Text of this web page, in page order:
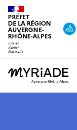
PRÉFET
DE LA RÉGION
AUVERGNE-
RHÔNE-ALPES